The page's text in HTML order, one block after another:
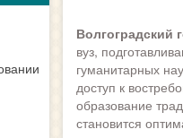
Волгоградский
вуз,
гуманитарных
доступ к
образование
становится